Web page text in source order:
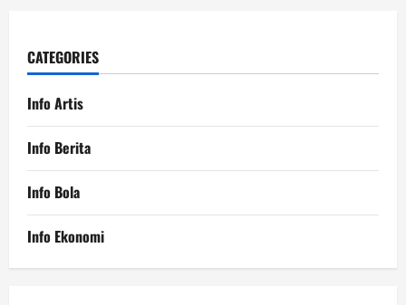
CATEGORIES
Info Artis
Info Berita
Info Bola
Info Ekonomi